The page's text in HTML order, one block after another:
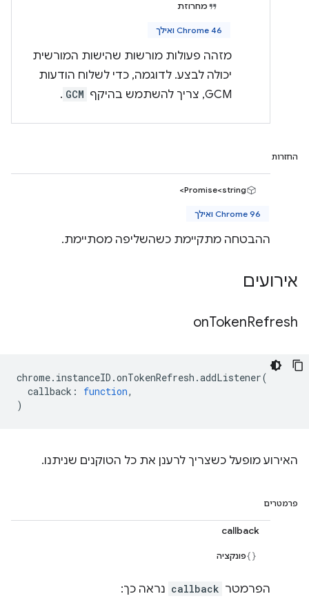
מחרוזת
Chrome 46 ואילך
מזהה פעולות מורשות שהישות המורשית
יכולה לבצע. לדוגמה, כדי לשלוח הודעות
GCM, צריך להשתמש בהיקף
GCM
.
החזרות
Promise<string>
Chrome 96 ואילך
ההבטחה מתקיימת כשהשליפה מסתיימת.
אירועים
onTokenRefresh
chrome. instanceID .onTokenRefresh .addListener(
callback : function,
)
האירוע מופעל כשצריך לרענן את כל הטוקנים שניתנו.
פרמטרים
callback
פונקציה
הפרמטר callback נראה כך: